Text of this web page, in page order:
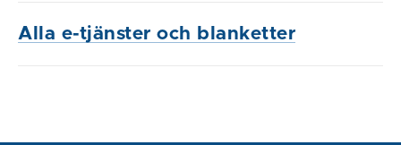
Alla e-tjänster och blanketter